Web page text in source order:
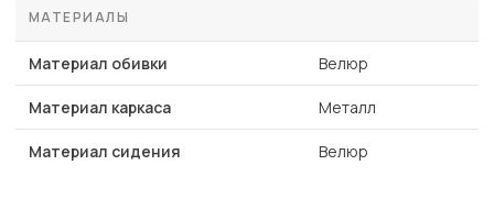
МАТЕРИАЛЫ
Материал обивки Велюр
Материал каркаса Металл
Материал сидения Велюр